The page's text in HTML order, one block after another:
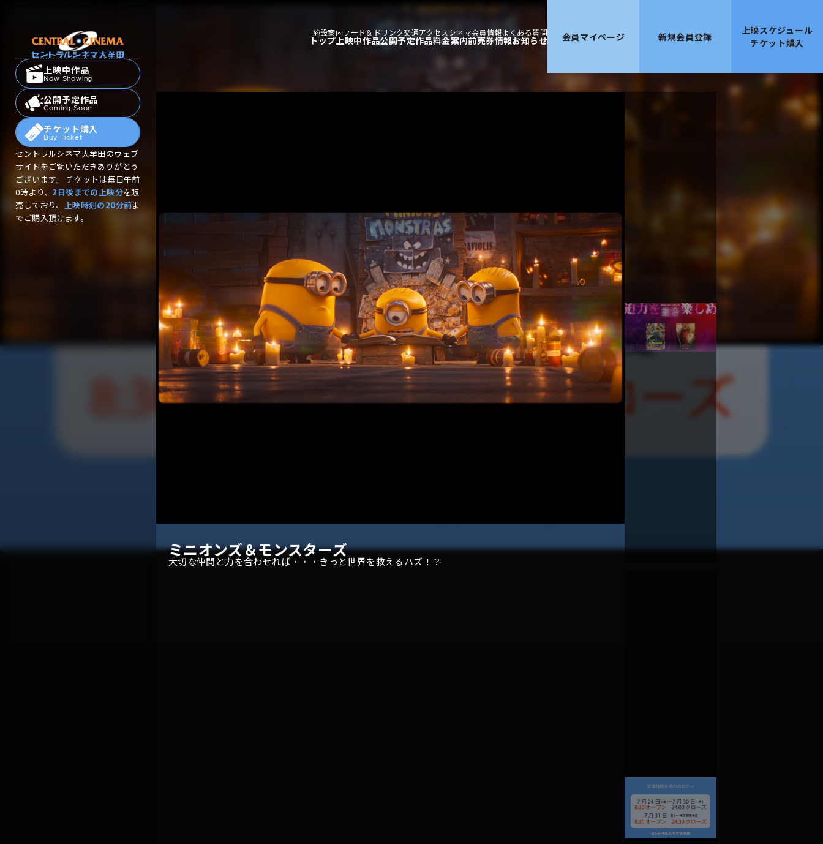
施設案内フード＆ドリンク交通アクセス シネマ会員情報よくある質問
トップ上映中作品公開予定作品料金案内前売券情報お知らせ 会員マイページ 新規会員登録
上映スケジュール
チケット購入
上映中作品
Now Showing
公開予定作品
Coming Soon
チケット購入
Buy Ticket
セントラルシネマ大牟田のウェブ
サイトをご覧いただきありがとう
ございます。 チケットは毎日午前
0時より、 2日後までの上映分を販
売しており、
上映時刻の20分前ま
でご購入頂けます。
ミニオンズ＆モンスターズ
大切な仲間と力を合わせれば・・・きっと世界を救えるハズ！？
モアナと伝説の海